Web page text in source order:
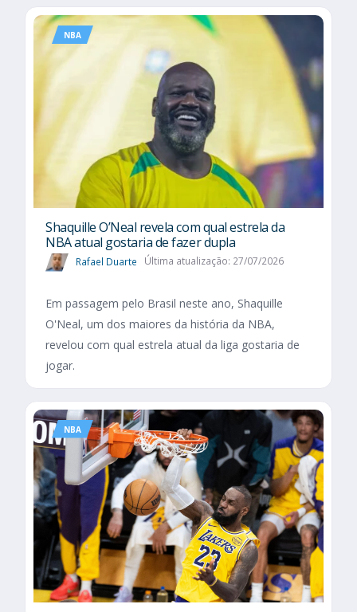
NBA
Shaquille O’Neal revela com qual estrela da
NBA atual gostaria de fazer dupla
Rafael Duarte Última atualização: 27/07/2026
Em passagem pelo Brasil neste ano, Shaquille
O'Neal, um dos maiores da história da NBA,
revelou com qual estrela atual da liga gostaria de
jogar.
NBA